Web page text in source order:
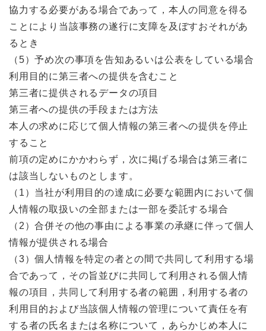
協力する必要がある場合であって，本人の同意を得る
ことにより当該事務の遂行に支障を及ぼすおそれがあ
るとき
（5）予め次の事項を告知あるいは公表をしている場合
利用目的に第三者への提供を含むこと
第三者に提供されるデータの項目
第三者への提供の手段または方法
本人の求めに応じて個人情報の第三者への提供を停止
すること
前項の定めにかかわらず，次に掲げる場合は第三者に
は該当しないものとします。
（1）当社が利用目的の達成に必要な範囲内において個
人情報の取扱いの全部または一部を委託する場合
（2）合併その他の事由による事業の承継に伴って個人
情報が提供される場合
（3）個人情報を特定の者との間で共同して利用する場
合であって，その旨並びに共同して利用される個人情
報の項目，共同して利用する者の範囲，利用する者の
利用目的および当該個人情報の管理について責任を有
する者の氏名または名称について，あらかじめ本人に